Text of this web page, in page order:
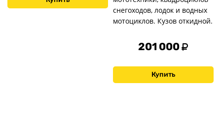
снегоходов, лодок и водных
мотоциклов. Кузов откидной.
201 000
Купить